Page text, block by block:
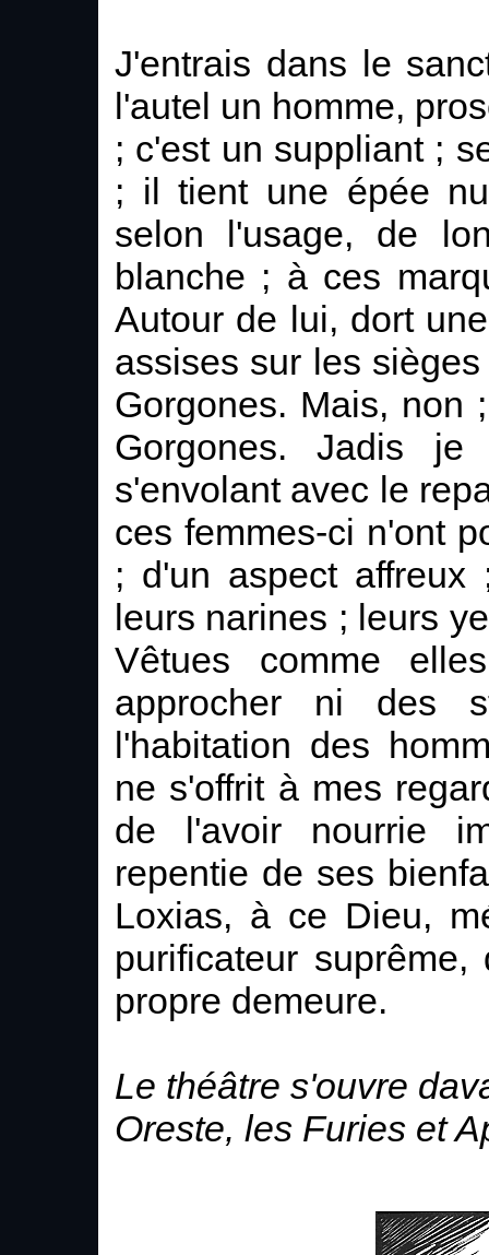
J'entrais dans le
l'autel un homme,
; c'est un suppliant ;
; il tient une épée
selon l'usage, de
blanche ; à ces
Autour de lui, dort
assises sur les
Gorgones. Mais, non
Gorgones. Jadis
s'envolant avec le
ces femmes-ci n'ont
; d'un aspect
leurs narines ; leurs
Vêtues comme
approcher ni des
l'habitation des
ne s'offrit à mes
de l'avoir nourrie
repentie de ses
Loxias, à ce Dieu,
purificateur
propre demeure.
Le théâtre s'ouvre
Oreste, les Furies et